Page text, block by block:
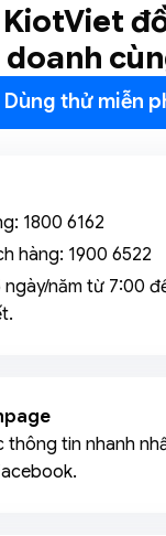
KiotViet
Dùng thử miễn
1800 6162
hàng: 1900 6522
năm từ 7:00
thông tin nhanh